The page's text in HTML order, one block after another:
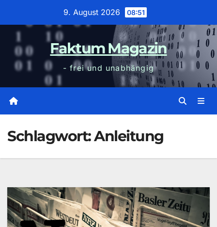
9. August 2026 08:51
Faktum Magazin
- frei und unabhängig
Schlagwort:Anleitung